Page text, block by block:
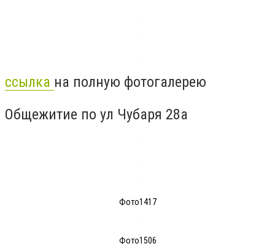
ссылка на полную фотогалерею
Общежитие по ул Чубаря 28а
Фото1417
Фото1506